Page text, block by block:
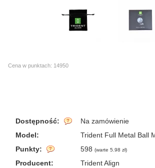
Dostępność:
Na zamówienie
Model:
Trident Full Metal Ball
Punkty:
598 (warte 5.98 zł)
Producent:
Trident Align
Cena w punktach: 14950